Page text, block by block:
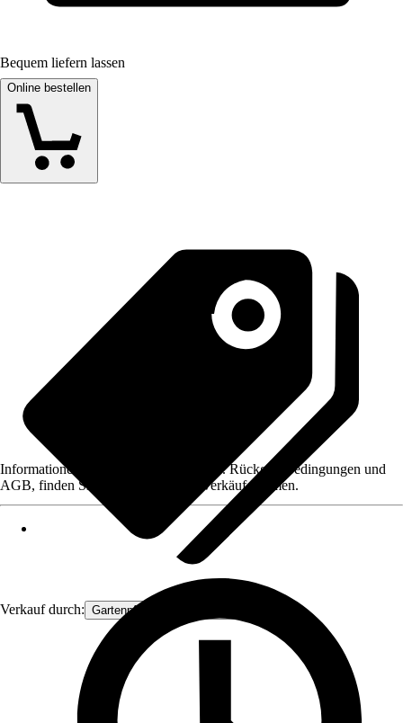
Bequem liefern lassen
Online bestellen
Verkauf durch: Gartenpflanzen Ammerland
Informationen des Verkäufers, wie z. B. Rückgabebedingungen und
AGB, finden Sie bei Klick auf den Verkäufernamen.